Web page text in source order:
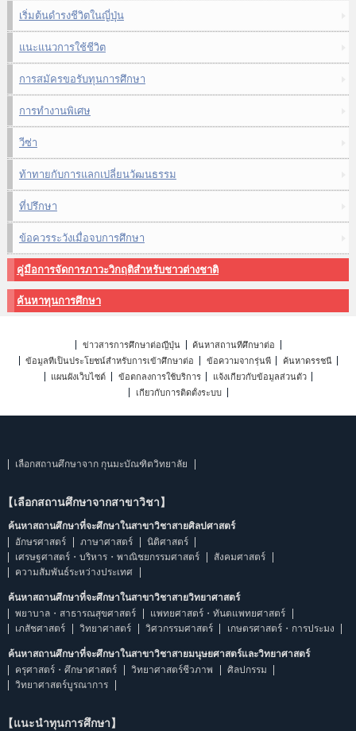
เริ่มต้นดำรงชีวิตในญี่ปุ่น
แนะแนวการใช้ชีวิต
การสมัครขอรับทุนการศึกษา
การทำงานพิเศษ
วีซ่า
ท้าทายกับการแลกเปลี่ยนวัฒนธรรม
ที่ปรึกษา
ข้อควรระวังเมื่อจบการศึกษา
คู่มือการจัดการภาวะวิกฤติสำหรับชาวต่างชาติ
ค้นหาทุนการศึกษา
ข่าวสารการศึกษาต่อญี่ปุ่น
ค้นหาสถานที่ศึกษาต่อ
ข้อมูลที่เป็นประโยชน์สำหรับการเข้าศึกษาต่อ
ข้อความจากรุ่นพี่
ค้นหาดรรชนี
แผนผังเว็บไซต์
ข้อตกลงการใช้บริการ
แจ้งเกี่ยวกับข้อมูลส่วนตัว
เกี่ยวกับการติดตั้งระบบ
เลือกสถานศึกษาจาก กุนมะบัณฑิตวิทยาลัย
【เลือกสถานศึกษาจากสาขาวิชา】
ค้นหาสถานศึกษาที่จะศึกษาในสาขาวิชาสายศิลปศาสตร์
อักษรศาสตร์
ภาษาศาสตร์
นิติศาสตร์
เศรษฐศาสตร์・บริหาร・พาณิชยกรรมศาสตร์
สังคมศาสตร์
ความสัมพันธ์ระหว่างประเทศ
ค้นหาสถานศึกษาที่จะศึกษาในสาขาวิชาสายวิทยาศาสตร์
พยาบาล・สาธารณสุขศาสตร์
แพทยศาสตร์・ทันตแพทยศาสตร์
เภสัชศาสตร์
วิทยาศาสตร์ วิศวกรรมศาสตร์ เกษตรศาสตร์・การประมง
ค้นหาสถานศึกษาที่จะศึกษาในสาขาวิชาสายมนุษยศาสตร์และวิทยาศาสตร์
ครุศาสตร์・ศึกษาศาสตร์
วิทยาศาสตร์ชีวภาพ
ศิลปกรรม
วิทยาศาสตร์บูรณาการ
【แนะนำทุนการศึกษา】